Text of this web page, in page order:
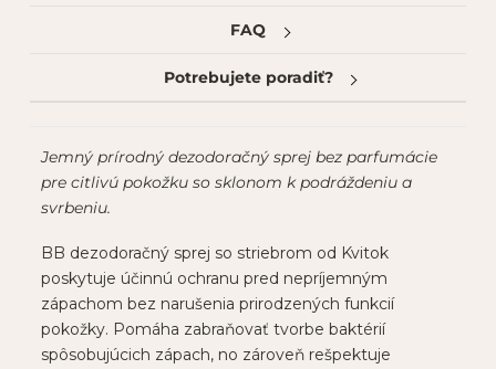
FAQ
Potrebujete poradiť?
Jemný prírodný dezodoračný sprej bez parfumácie
pre citlivú pokožku so sklonom k podráždeniu a
svrbeniu.
BB dezodoračný sprej so striebrom od Kvitok
poskytuje účinnú ochranu pred nepríjemným
zápachom bez narušenia prirodzených funkcií
pokožky. Pomáha zabraňovať tvorbe baktérií
spôsobujúcich zápach, no zároveň rešpektuje